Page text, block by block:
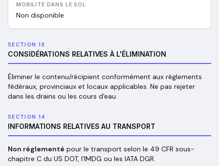
MOBILITÉ DANS LE SOL
Non disponible
SECTION 13
CONSIDÉRATIONS RELATIVES À L'ÉLIMINATION
Éliminer le contenu/récipient conformément aux règlements
fédéraux, provinciaux et locaux applicables. Ne pas rejeter
dans les drains ou les cours d'eau.
SECTION 14
INFORMATIONS RELATIVES AU TRANSPORT
Non réglementé pour le transport selon le 49 CFR sous-
chapitre C du US DOT, l'IMDG ou les IATA DGR.